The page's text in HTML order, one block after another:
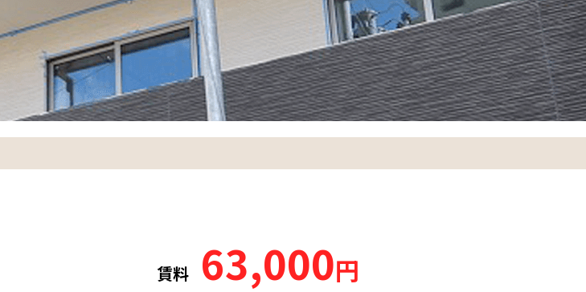
賃料 63,000円